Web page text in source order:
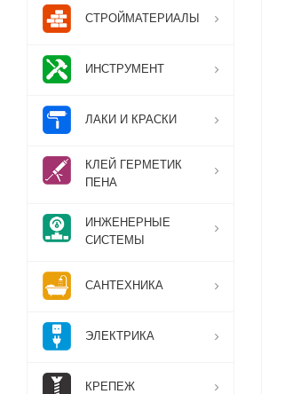
СТРОЙМАТЕРИАЛЫ
ИНСТРУМЕНТ
ЛАКИ И КРАСКИ
КЛЕЙ ГЕРМЕТИК
ПЕНА
ИНЖЕНЕРНЫЕ
СИСТЕМЫ
САНТЕХНИКА
ЭЛЕКТРИКА
КРЕПЕЖ